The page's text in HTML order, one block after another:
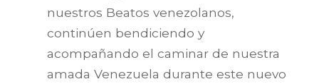
nuestros Beatos venezolanos,
continúen bendiciendo y
acompañando el caminar de nuestra
amada Venezuela durante este nuevo